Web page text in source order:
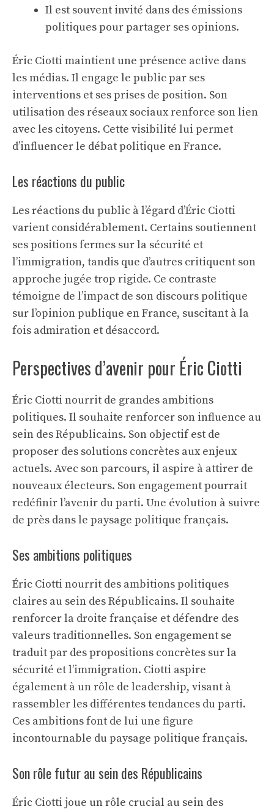
Il est souvent invité dans des émissions
politiques pour partager ses opinions.
Éric Ciotti maintient une présence active dans
les médias. Il engage le public par ses
interventions et ses prises de position. Son
utilisation des réseaux sociaux renforce son lien
avec les citoyens. Cette visibilité lui permet
d’influencer le débat politique en France.
Les réactions du public
Les réactions du public à l’égard d’Éric Ciotti
varient considérablement. Certains soutiennent
ses positions fermes sur la sécurité et
l’immigration, tandis que d’autres critiquent son
approche jugée trop rigide. Ce contraste
témoigne de l’impact de son discours politique
sur l’opinion publique en France, suscitant à la
fois admiration et désaccord.
Perspectives d’avenir pour Éric Ciotti
Éric Ciotti nourrit de grandes ambitions
politiques. Il souhaite renforcer son influence au
sein des Républicains. Son objectif est de
proposer des solutions concrètes aux enjeux
actuels. Avec son parcours, il aspire à attirer de
nouveaux électeurs. Son engagement pourrait
redéfinir l’avenir du parti. Une évolution à suivre
de près dans le paysage politique français.
Ses ambitions politiques
Éric Ciotti nourrit des ambitions politiques
claires au sein des Républicains. Il souhaite
renforcer la droite française et défendre des
valeurs traditionnelles. Son engagement se
traduit par des propositions concrètes sur la
sécurité et l’immigration. Ciotti aspire
également à un rôle de leadership, visant à
rassembler les différentes tendances du parti.
Ces ambitions font de lui une figure
incontournable du paysage politique français.
Son rôle futur au sein des Républicains
Éric Ciotti joue un rôle crucial au sein des